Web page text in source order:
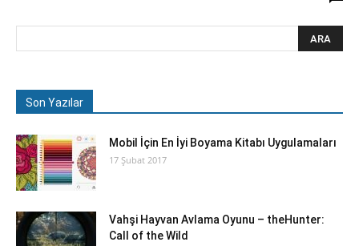
Son Yazılar
Mobil İçin En İyi Boyama Kitabı Uygulamaları
17 Şubat 2017
Vahşi Hayvan Avlama Oyunu – theHunter:
Call of the Wild